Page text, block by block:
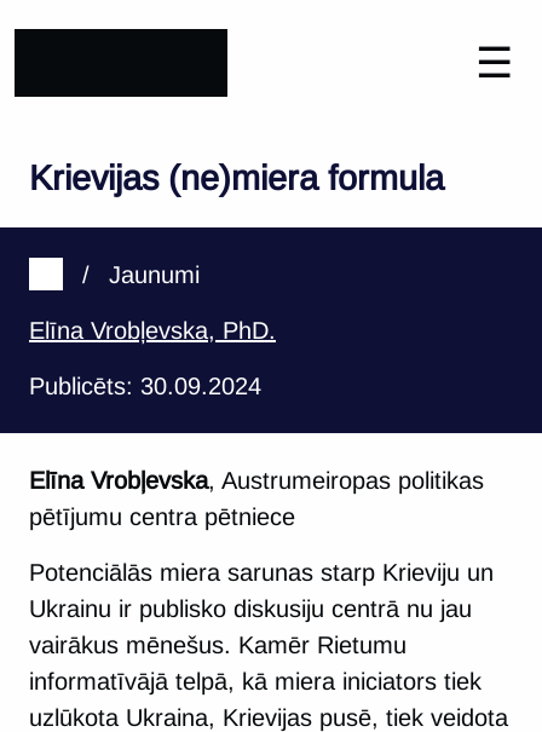
☰
Krievijas (ne)miera formula
/ Jaunumi
Elīna Vrobļevska, PhD.
Publicēts: 30.09.2024
Elīna Vrobļevska, Austrumeiropas politikas
pētījumu centra pētniece
Potenciālās miera sarunas starp Krieviju un
Ukrainu ir publisko diskusiju centrā nu jau
vairākus mēnešus. Kamēr Rietumu
informatīvājā telpā, kā miera iniciators tiek
uzlūkota Ukraina, Krievijas pusē, tiek veidota